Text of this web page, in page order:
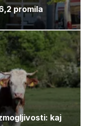
promila
kaj